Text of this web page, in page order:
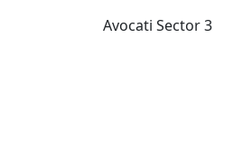
Avocati Sector 3